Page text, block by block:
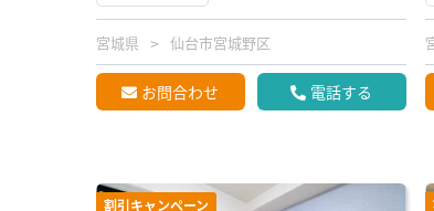
宮城県 仙台市宮城野区
お問合わせ 電話する
割引キャンペーン